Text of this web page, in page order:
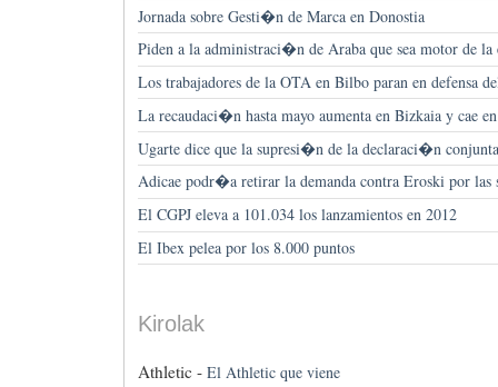
Jornada sobre Gesti�n de Marca en Donostia
Piden a la administraci�n de Araba que sea motor de
Los trabajadores de la OTA en Bilbo paran en defensa
La recaudaci�n hasta mayo aumenta en Bizkaia y cae
Ugarte dice que la supresi�n de la declaraci�n
Adicae podr�a retirar la demanda contra Eroski por las
El CGPJ eleva a 101.034 los lanzamientos en 2012
El Ibex pelea por los 8.000 puntos
Kirolak
Athletic - El Athletic que viene